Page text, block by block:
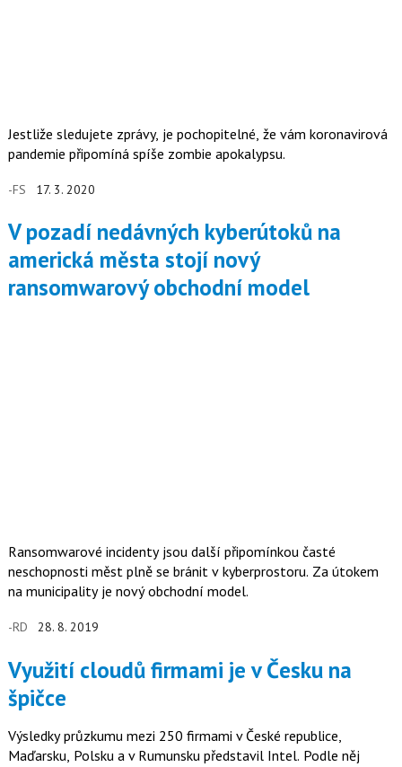
Jestliže sledujete zprávy, je pochopitelné, že vám koronavirová
pandemie připomíná spíše zombie apokalypsu.
-FS 17. 3. 2020
V pozadí nedávných kyberútoků na
americká města stojí nový
ransomwarový obchodní model
Ransomwarové incidenty jsou další připomínkou časté
neschopnosti měst plně se bránit v kyberprostoru. Za útokem
na municipality je nový obchodní model.
-RD 28. 8. 2019
Využití cloudů firmami je v Česku na
špičce
Výsledky průzkumu mezi 250 firmami v České republice,
Maďarsku, Polsku a v Rumunsku představil Intel. Podle něj